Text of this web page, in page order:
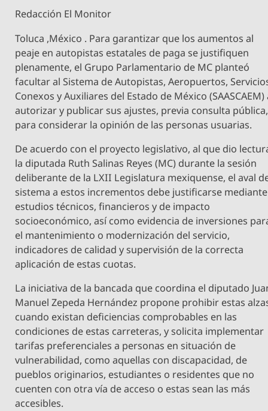
Redacción El Monitor
Toluca ,México . Para garantizar que los aumentos al
peaje en autopistas estatales de paga se justifiquen
plenamente, el Grupo Parlamentario de MC planteó
facultar al Sistema de Autopistas, Aeropuertos,
Conexos y Auxiliares del Estado de México (SAASCAEM)
autorizar y publicar sus ajustes, previa consulta pública,
para considerar la opinión de las personas usuarias.
De acuerdo con el proyecto legislativo, al que dio
la diputada Ruth Salinas Reyes (MC) durante la sesión
deliberante de la LXII Legislatura mexiquense, el aval
sistema a estos incrementos debe justificarse mediante
estudios técnicos, financieros y de impacto
socioeconómico, así como evidencia de inversiones
el mantenimiento o modernización del servicio,
indicadores de calidad y supervisión de la correcta
aplicación de estas cuotas.
La iniciativa de la bancada que coordina el diputado
Manuel Zepeda Hernández propone prohibir estas
cuando existan deficiencias comprobables en las
condiciones de estas carreteras, y solicita implementar
tarifas preferenciales a personas en situación de
vulnerabilidad, como aquellas con discapacidad, de
pueblos originarios, estudiantes o residentes que no
cuenten con otra vía de acceso o estas sean las más
accesibles.